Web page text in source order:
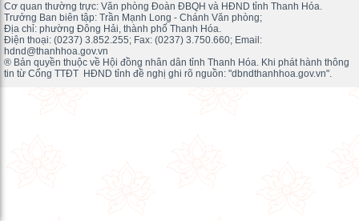
Cơ quan thường trực: Văn phòng Đoàn ĐBQH và HĐND tỉnh Thanh Hóa.
Trưởng Ban biên tập: Trần Mạnh Long - Chánh Văn phòng;
Địa chỉ: phường Đông Hải, thành phố Thanh Hóa.
Điện thoại: (0237) 3.852.255; Fax: (0237) 3.750.660; Email:
hdnd@thanhhoa.gov.vn
® Bản quyền thuộc về Hội đồng nhân dân tỉnh Thanh Hóa. Khi phát hành thông
tin từ Cổng TTĐT HĐND tỉnh đề nghị ghi rõ nguồn: "dbndthanhhoa.gov.vn".